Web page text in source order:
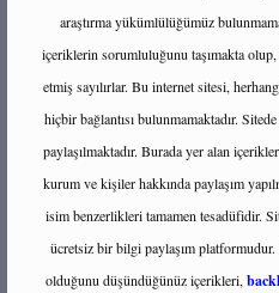
araştırma yükümlülüğümüz
içeriklerin sorumluluğunu taşımakta
etmiş sayılırlar. Bu internet sitesi,
hiçbir bağlantısı bulunmamaktadır.
paylaşılmaktadır. Burada yer alan
kurum ve kişiler hakkında paylaşım
isim benzerlikleri tamamen tesadüfidir.
ücretsiz bir bilgi paylaşım
olduğunu düşündüğünüz içerikleri,